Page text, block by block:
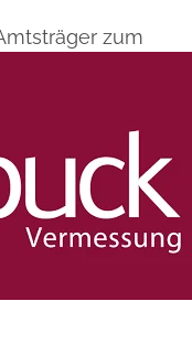
zum